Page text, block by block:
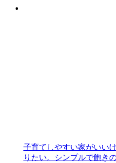
子育てしやすい家がいい
りたい。シンプルで飽き